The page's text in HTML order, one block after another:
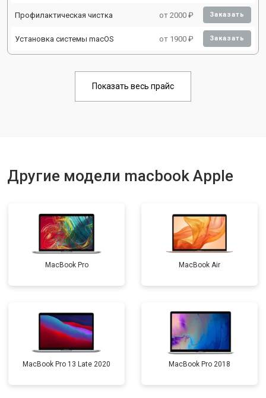
Профилактическая чистка от 2000 ₽ Заказать
Установка системы macOS от 1900 ₽ Заказать
Показать весь прайс
Другие модели macbook Apple
MacBook Pro MacBook Air
MacBook Pro 13 Late 2020 MacBook Pro 2018